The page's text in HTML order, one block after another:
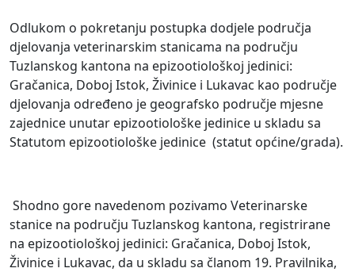
Odlukom o pokretanju postupka dodjele područja
djelovanja veterinarskim stanicama na području
Tuzlanskog kantona na epizootiološkoj jedinici:
Gračanica, Doboj Istok, Živinice i Lukavac kao područje
djelovanja određeno je geografsko područje mjesne
zajednice unutar epizootiološke jedinice u skladu sa
Statutom epizootiološke jedinice (statut općine/grada).
Shodno gore navedenom pozivamo Veterinarske
stanice na području Tuzlanskog kantona, registrirane
na epizootiološkoj jedinici: Gračanica, Doboj Istok,
Živinice i Lukavac, da u skladu sa članom 19. Pravilnika,